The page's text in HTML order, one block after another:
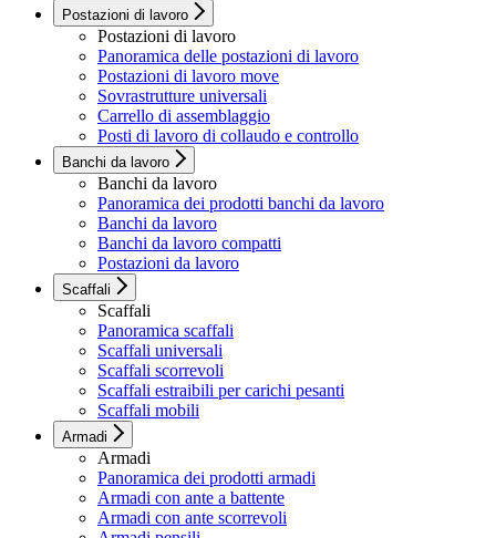
Postazioni di lavoro
Postazioni di lavoro
Panoramica delle postazioni di lavoro
Postazioni di lavoro move
Sovrastrutture universali
Carrello di assemblaggio
Posti di lavoro di collaudo e controllo
Banchi da lavoro
Banchi da lavoro
Panoramica dei prodotti banchi da lavoro
Banchi da lavoro
Banchi da lavoro compatti
Postazioni da lavoro
Scaffali
Scaffali
Panoramica scaffali
Scaffali universali
Scaffali scorrevoli
Scaffali estraibili per carichi pesanti
Scaffali mobili
Armadi
Armadi
Panoramica dei prodotti armadi
Armadi con ante a battente
Armadi con ante scorrevoli